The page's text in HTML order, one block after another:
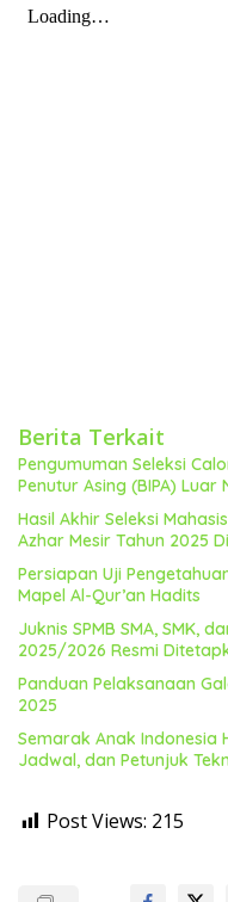
Berita Terkait
Pengumuman Seleksi
Penutur Asing (BIPA) Luar
Hasil Akhir Seleksi
Azhar Mesir Tahun 2025
Persiapan Uji
Mapel Al-Qur’an Hadits
Juknis SPMB SMA, SMK,
2025/2026 Resmi
Panduan Pelaksanaan
2025
Semarak Anak Indonesia
Jadwal, dan Petunjuk
Post Views: 215